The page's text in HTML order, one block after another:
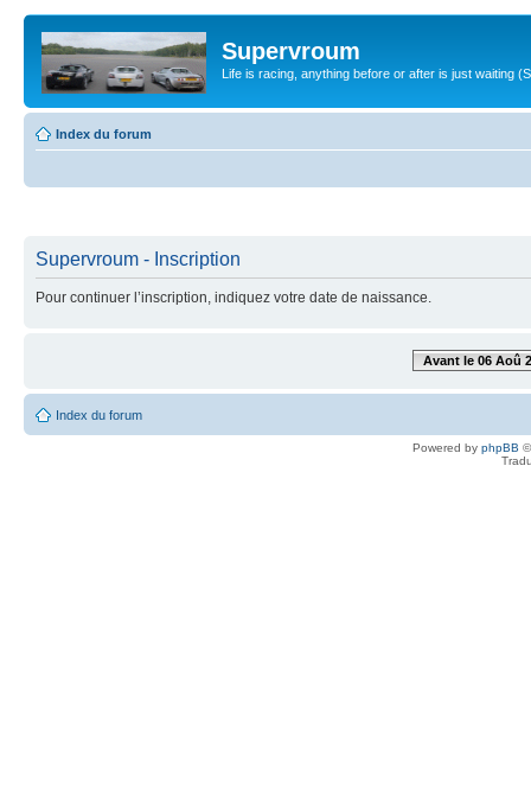
Supervroum
Life is racing, anything before or after is just waiting
Index du forum
Supervroum - Inscription
Pour continuer l’inscription, indiquez votre date de naissance.
Avant le 06 Aoû
Index du forum
Powered by phpBB